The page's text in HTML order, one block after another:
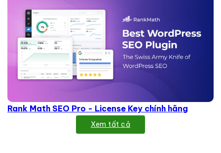
Rank Math SEO Pro - License Key chính hãng
Xem tất cả